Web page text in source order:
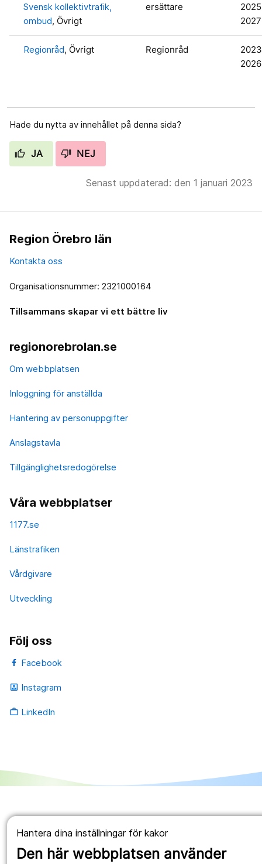
Hantera dina inställningar för kakor
Den här webbplatsen använder
Svensk kollektivtrafik,
ombud, Övrigt
ersättare
Regionråd, Övrigt Regionråd
Hade du nytta av innehållet på denna sida?
JA NEJ
Senast uppdaterad: den 1 januari 2023
Region Örebro län
Kontakta oss
Organisationsnummer: 2321000164
Tillsammans skapar vi ett bättre liv
regionorebrolan.se
Om webbplatsen
Inloggning för anställda
Hantering av personuppgifter
Anslagstavla
Tillgänglighetsredogörelse
Våra webbplatser
1177.se
Länstrafiken
Vårdgivare
Utveckling
Följ oss
Facebook
portrait Instagram
work_outline LinkedIn